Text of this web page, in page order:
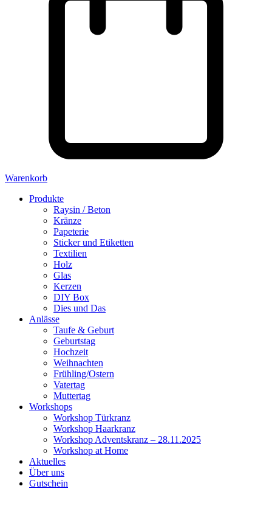
Warenkorb
Produkte
Raysin / Beton
Kränze
Papeterie
Sticker und Etiketten
Textilien
Holz
Glas
Kerzen
DIY Box
Dies und Das
Anlässe
Taufe & Geburt
Geburtstag
Hochzeit
Weihnachten
Frühling/Ostern
Vatertag
Muttertag
Workshops
Workshop Türkranz
Workshop Haarkranz
Workshop Adventskranz – 28.11.2025
Workshop at Home
Aktuelles
Über uns
Gutschein